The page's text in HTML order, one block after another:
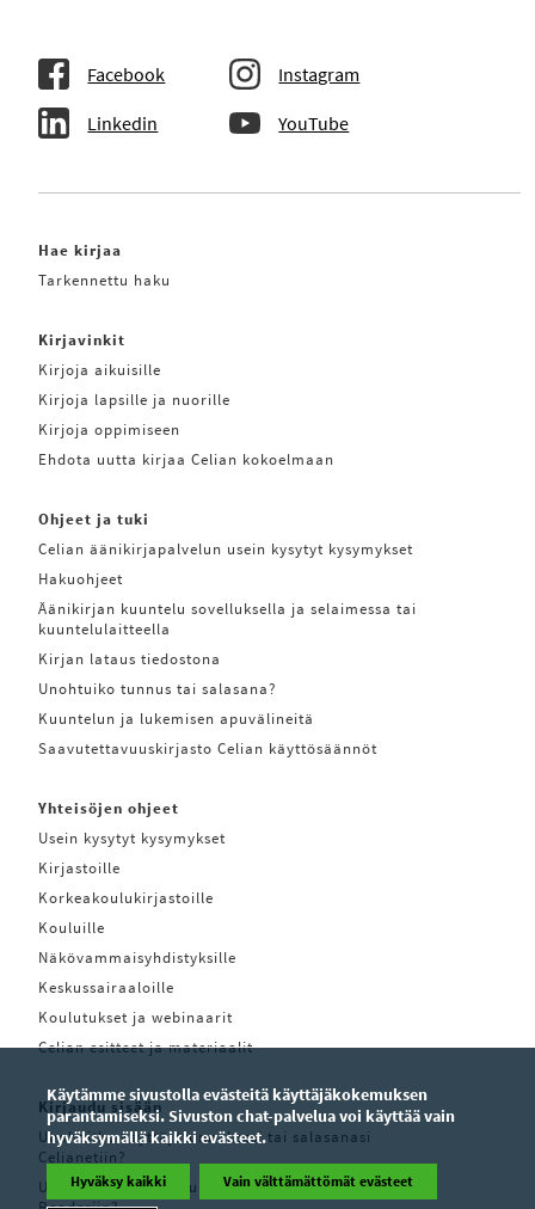
Facebook Instagram
Linkedin YouTube
Hae kirjaa
Tarkennettu haku
Kirjavinkit
Kirjoja aikuisille
Kirjoja lapsille ja nuorille
Kirjoja oppimiseen
Ehdota uutta kirjaa Celian kokoelmaan
Ohjeet ja tuki
Celian äänikirjapalvelun usein kysytyt kysymykset
Hakuohjeet
Äänikirjan kuuntelu sovelluksella ja selaimessa tai
kuuntelulaitteella
Kirjan lataus tiedostona
Unohtuiko tunnus tai salasana?
Kuuntelun ja lukemisen apuvälineitä
Saavutettavuuskirjasto Celian käyttösäännöt
Yhteisöjen ohjeet
Usein kysytyt kysymykset
Kirjastoille
Korkeakoulukirjastoille
Kouluille
Näkövammaisyhdistyksille
Keskussairaaloille
Koulutukset ja webinaarit
Celian esitteet ja materiaalit
Kirjaudu sisään
Unohditko käyttäjätunnuksesi tai salasanasi
Celianetiin?
Unohditko käyttäjätunnuksesi tai salasanasi Pratsam
Käytämme sivustolla evästeitä käyttäjäkokemuksen
parantamiseksi. Sivuston chat-palvelua voi käyttää vain
hyväksymällä kaikki evästeet.
Hyväksy kaikki Vain välttämättömät evästeet